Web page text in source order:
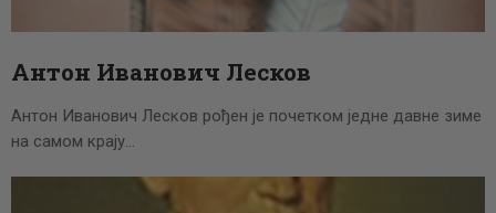
Антон Иванович Лесков
Антон Иванович Лесков рођен је почетком једне давне зиме
на самом крају…